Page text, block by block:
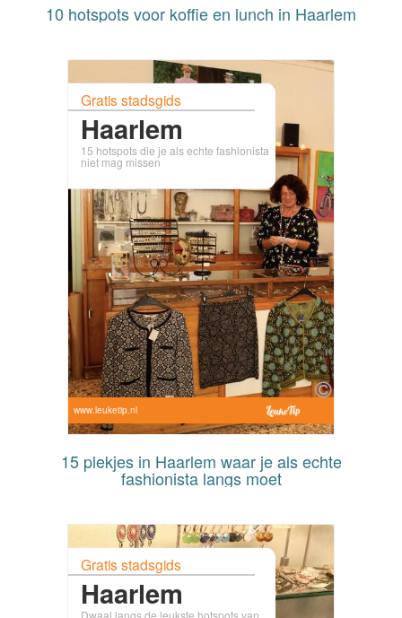
10 hotspots voor koffie en lunch in Haarlem
Gratis stadsgids
Haarlem
15 hotspots die je als echte fashionista
niet mag missen
www.leuketip.nl
15 plekjes in Haarlem waar je als echte
fashionista langs moet
Gratis stadsgids
Haarlem
Dwaal langs de leukste hotspots van